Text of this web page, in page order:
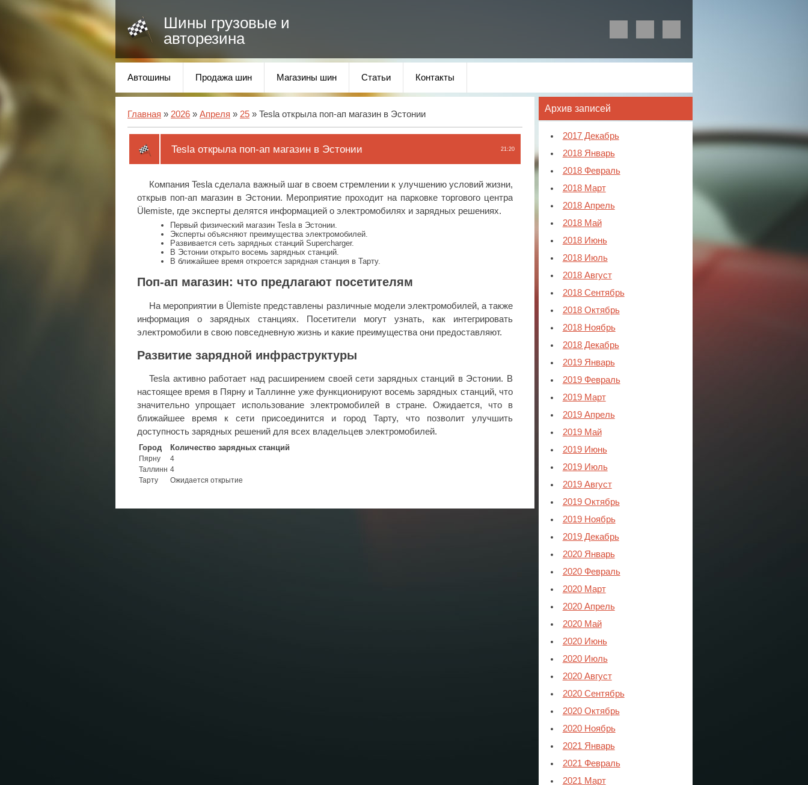
Шины грузовые и
авторезина
Автошины Продажа шин Магазины шин Статьи Контакты
Главная » 2026 » Апреля » 25 » Tesla открыла поп-ап магазин в Эстонии
21:20
Tesla открыла поп-ап магазин в Эстонии
Компания Tesla сделала важный шаг в своем стремлении к улучшению условий жизни,
открыв поп-ап магазин в Эстонии. Мероприятие проходит на парковке торгового центра
Ülemiste, где эксперты делятся информацией о электромобилях и зарядных решениях.
Первый физический магазин Tesla в Эстонии.
Эксперты объясняют преимущества электромобилей.
Развивается сеть зарядных станций Supercharger.
В Эстонии открыто восемь зарядных станций.
В ближайшее время откроется зарядная станция в Тарту.
Поп-ап магазин: что предлагают посетителям
На мероприятии в Ülemiste представлены различные модели электромобилей, а также
информация о зарядных станциях. Посетители могут узнать, как интегрировать
электромобили в свою повседневную жизнь и какие преимущества они предоставляют.
Развитие зарядной инфраструктуры
Tesla активно работает над расширением своей сети зарядных станций в Эстонии. В
настоящее время в Пярну и Таллинне уже функционируют восемь зарядных станций, что
значительно упрощает использование электромобилей в стране. Ожидается, что в
ближайшее время к сети присоединится и город Тарту, что позволит улучшить
доступность зарядных решений для всех владельцев электромобилей.
Город Количество зарядных станций
Пярну
4
Таллинн 4
Тарту
Ожидается открытие
Архив записей
2017 Декабрь
2018 Январь
2018 Февраль
2018 Март
2018 Апрель
2018 Май
2018 Июнь
2018 Июль
2018 Август
2018 Сентябрь
2018 Октябрь
2018 Ноябрь
2018 Декабрь
2019 Январь
2019 Февраль
2019 Март
2019 Апрель
2019 Май
2019 Июнь
2019 Июль
2019 Август
2019 Октябрь
2019 Ноябрь
2019 Декабрь
2020 Январь
2020 Февраль
2020 Март
2020 Апрель
2020 Май
2020 Июнь
2020 Июль
2020 Август
2020 Сентябрь
2020 Октябрь
2020 Ноябрь
2021 Январь
2021 Февраль
2021 Март